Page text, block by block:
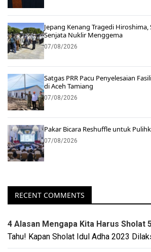
Jepang Kenang Tragedi Hiroshima,
Senjata Nuklir Menggema
07/08/2026
Satgas PRR Pacu Penyelesaian
di Aceh Tamiang
07/08/2026
Pakar Bicara Reshuffle untuk
07/08/2026
RECENT COMMENTS
4 Alasan Mengapa Kita Harus Sholat
Tahu! Kapan Sholat Idul Adha 2023